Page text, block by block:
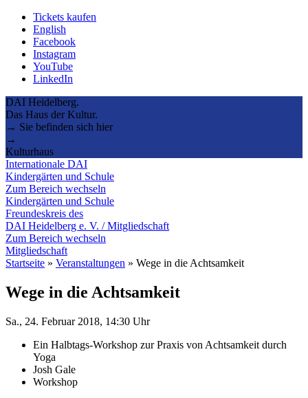
Tickets kaufen
English
Facebook
Instagram
YouTube
LinkedIn
DAI Heidelberg.
Das Haus der Kultur.
→ Sie befinden sich hier
→
Kulturhaus
Internationale DAI
Kindergärten und Schule
Zum Bereich wechseln
Kindergärten und Schule
Freundeskreis des
DAI Heidelberg e. V. / Mitgliedschaft
Zum Bereich wechseln
Mitgliedschaft
Startseite » Veranstaltungen » Wege in die Achtsamkeit
Wege in die Achtsamkeit
Sa., 24. Februar 2018, 14:30 Uhr
Ein Halbtags-Workshop zur Praxis von Achtsamkeit durch
Yoga
Josh Gale
Workshop